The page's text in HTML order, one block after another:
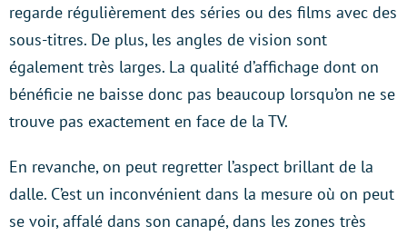
regarde régulièrement des séries ou des films avec des
sous-titres. De plus, les angles de vision sont
également très larges. La qualité d’affichage dont on
bénéficie ne baisse donc pas beaucoup lorsqu’on ne se
trouve pas exactement en face de la TV.
En revanche, on peut regretter l’aspect brillant de la
dalle. C’est un inconvénient dans la mesure où on peut
se voir, affalé dans son canapé, dans les zones très